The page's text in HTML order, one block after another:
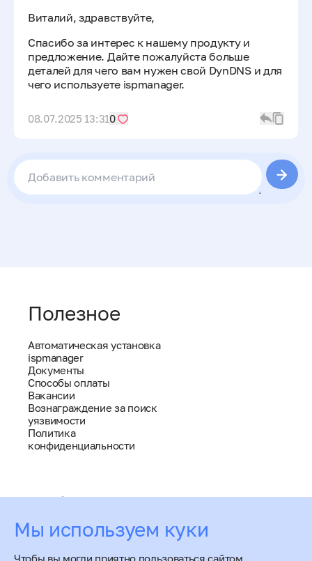
Виталий, здравствуйте,
Спасибо за интерес к нашему продукту и
предложение. Дайте пожалуйста больше
деталей для чего вам нужен свой DynDNS и для
чего используете ispmanager.
08.07.2025 13:310
Полезное
Автоматическая установка
ispmanager
Документы
Способы оплаты
Вакансии
Вознаграждение за поиск
уязвимости
Политика
конфиденциальности
help@ispmanager.ru
звонок по РФ бесплатный
+7 (495) 668 12 64 / СНГ
Мы используем куки
Чтобы вы могли приятно пользоваться сайтом.